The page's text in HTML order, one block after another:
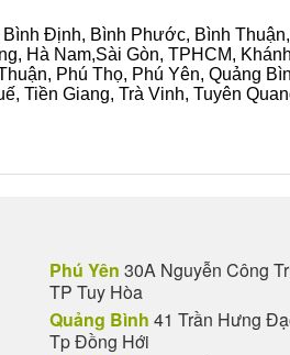
Định, Bình Phước, Bình
Hà Nam,Sài Gòn, TPHCM,
Phú Thọ, Phú Yên, Quảng
Tiền Giang, Trà Vinh, Tuyên
Phú Yên 30A Nguyễn Công
TP Tuy Hòa
Quảng Bình 41 Trần Hưng
Tp Đồng Hới